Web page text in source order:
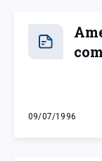
09/07/1996
mardi 9 juillet